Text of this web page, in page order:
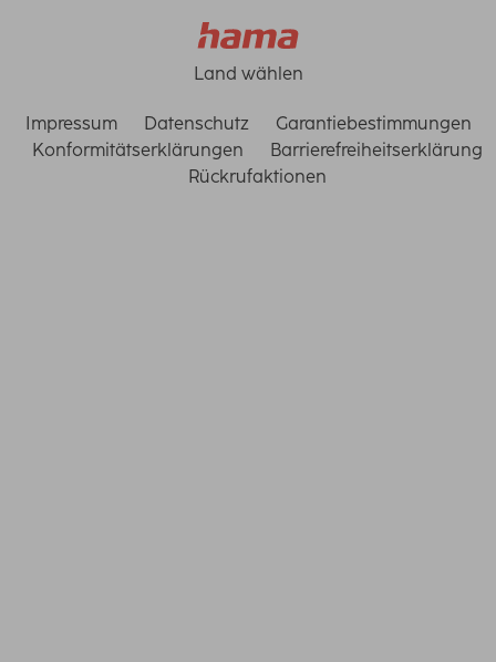
Land wählen
Impressum Datenschutz
Garantiebestimmungen
Konformitätserklärungen
Barrierefreiheitserklärung
Rückrufaktionen